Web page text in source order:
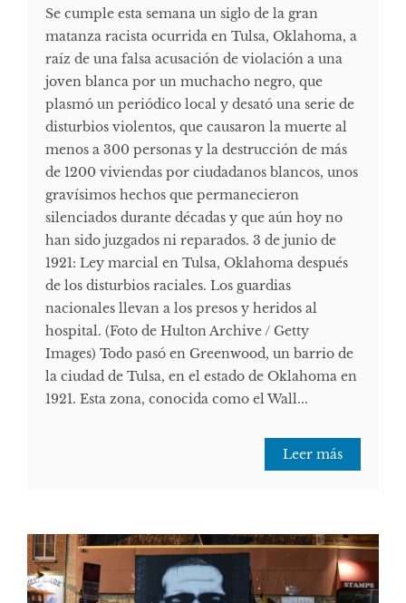
Se cumple esta semana un siglo de la gran
matanza racista ocurrida en Tulsa, Oklahoma, a
raíz de una falsa acusación de violación a una
joven blanca por un muchacho negro, que
plasmó un periódico local y desató una serie de
disturbios violentos, que causaron la muerte al
menos a 300 personas y la destrucción de más
de 1200 viviendas por ciudadanos blancos, unos
gravísimos hechos que permanecieron
silenciados durante décadas y que aún hoy no
han sido juzgados ni reparados. 3 de junio de
1921: Ley marcial en Tulsa, Oklahoma después
de los disturbios raciales. Los guardias
nacionales llevan a los presos y heridos al
hospital. (Foto de Hulton Archive / Getty
Images) Todo pasó en Greenwood, un barrio de
la ciudad de Tulsa, en el estado de Oklahoma en
1921. Esta zona, conocida como el Wall...
Leer más